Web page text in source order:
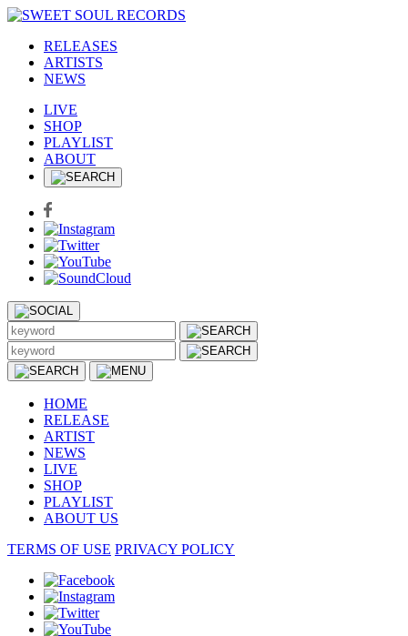
RELEASES
ARTISTS
NEWS
LIVE
SHOP
PLAYLIST
ABOUT
HOME
RELEASE
ARTIST
NEWS
LIVE
SHOP
PLAYLIST
ABOUT US
TERMS OF USE PRIVACY POLICY